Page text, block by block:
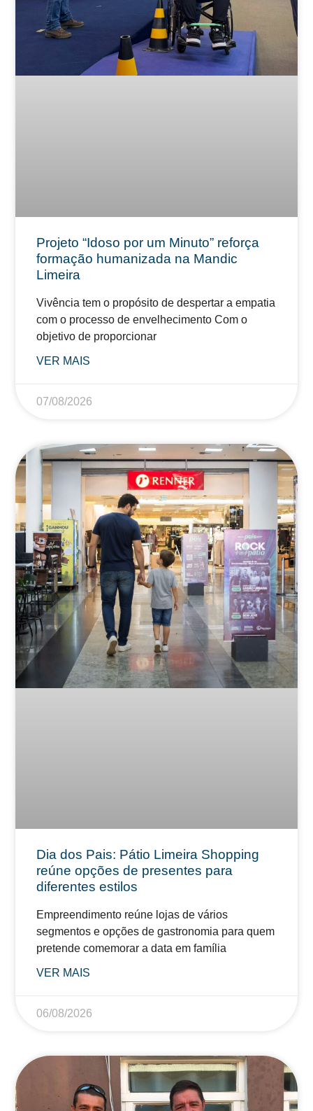
Projeto “Idoso por um Minuto” reforça
formação humanizada na Mandic
Limeira
Vivência tem o propósito de despertar a empatia
com o processo de envelhecimento Com o
objetivo de proporcionar
VER MAIS
07/08/2026
Dia dos Pais: Pátio Limeira Shopping
reúne opções de presentes para
diferentes estilos
Empreendimento reúne lojas de vários
segmentos e opções de gastronomia para quem
pretende comemorar a data em família
VER MAIS
06/08/2026